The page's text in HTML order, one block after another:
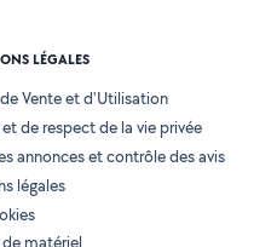
LÉGALES
Vente et d'Utilisation
de respect de la vie privée
annonces et contrôle des avis
légales
matériel